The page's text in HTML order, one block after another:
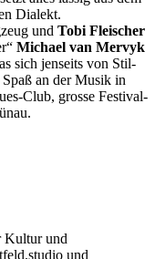
Dialekt.
und Tobi Fleischer
Michael van Mervyk
sich jenseits von Stil-
an der Musik in
Club, grosse Festival-
Kultur und
und